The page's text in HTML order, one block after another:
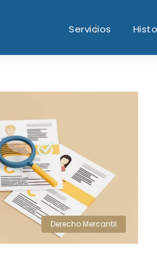
Servicios
Derecho Mercantil